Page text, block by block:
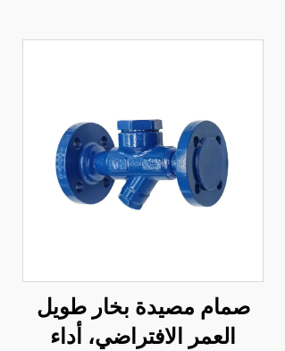
صمام مصيدة بخار طويل
العمر الافتراضي، أداء